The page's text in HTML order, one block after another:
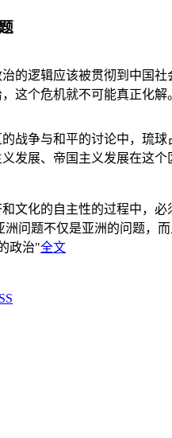
的逻辑应该被贯彻到中国
这个危机就不可能真正化解
战争与和平的讨论中，琉
发展、帝国主义发展在这个
文化的自主性的过程中，
洲问题不仅是亚洲的问题，
政治"全文